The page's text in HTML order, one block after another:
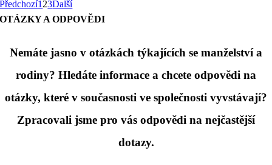
Předchozí1 23Další
OTÁZKY A ODPOVĚDI
Nemáte jasno v otázkách týkajících se manželství a
rodiny? Hledáte informace a chcete odpovědi na
otázky, které v současnosti ve společnosti vyvstávají?
Zpracovali jsme pro vás odpovědi na nejčastější
dotazy.